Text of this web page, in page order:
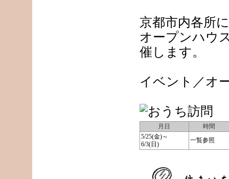
京都市内各所
オープンハウ
催します。
イベント／オ
月日
時間
5/25(金)～
6/3(日)
一覧参照